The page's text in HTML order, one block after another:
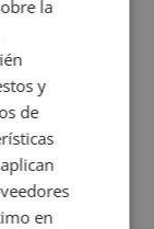
.
escogen,
personales
es
la
y
de
en